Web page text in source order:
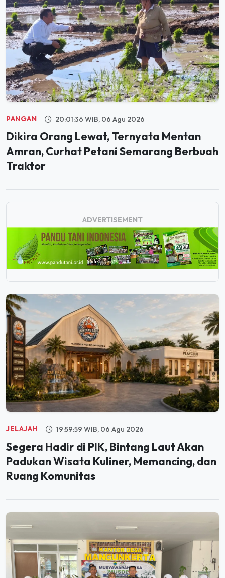
PANGAN 20:01:36 WIB, 06 Agu 2026
Dikira Orang Lewat, Ternyata Mentan
Amran, Curhat Petani Semarang Berbuah
Traktor
ADVERTISEMENT
JELAJAH 19:59:59 WIB, 06 Agu 2026
Segera Hadir di PIK, Bintang Laut Akan
Padukan Wisata Kuliner, Memancing, dan
Ruang Komunitas